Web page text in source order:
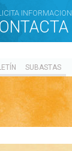
INFORMACION
SUBASTAS